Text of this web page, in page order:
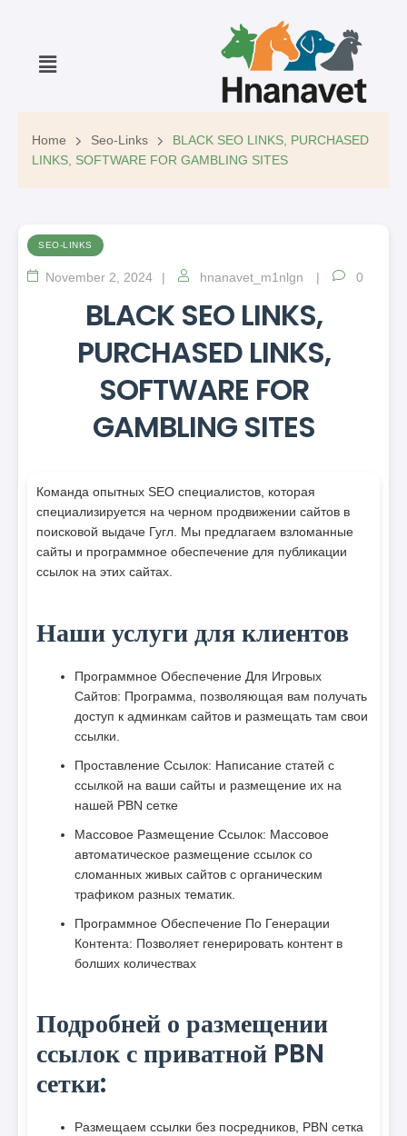
Home Seo-Links
BLACK SEO LINKS, PURCHASED
LINKS, SOFTWARE FOR GAMBLING SITES
SEO-LINKS
November 2, 2024 hnanavet_m1nlgn 0
BLACK SEO LINKS,
PURCHASED LINKS,
SOFTWARE FOR
GAMBLING SITES
Команда опытных SEO специалистов, которая
специализируется на черном продвижении сайтов в
поисковой выдаче Гугл. Мы предлагаем взломанные
сайты и программное обеспечение для публикации
ссылок на этих сайтах.
Наши услуги для клиентов
Программное Обеспечение Для Игровых
Сайтов: Программа, позволяющая вам получать
доступ к админкам сайтов и размещать там свои
ссылки.
Проставление Ссылок: Написание статей с
ссылкой на ваши сайты и размещение их на
нашей PBN сетке
Массовое Размещение Ссылок: Массовое
автоматическое размещение ссылок со
сломанных живых сайтов с органическим
трафиком разных тематик.
Программное Обеспечение По Генерации
Контента: Позволяет генерировать контент в
болших количествах
Подробней о размещении
ссылок с приватной PBN
сетки:
Размещаем ссылки без посредников, PBN сетка